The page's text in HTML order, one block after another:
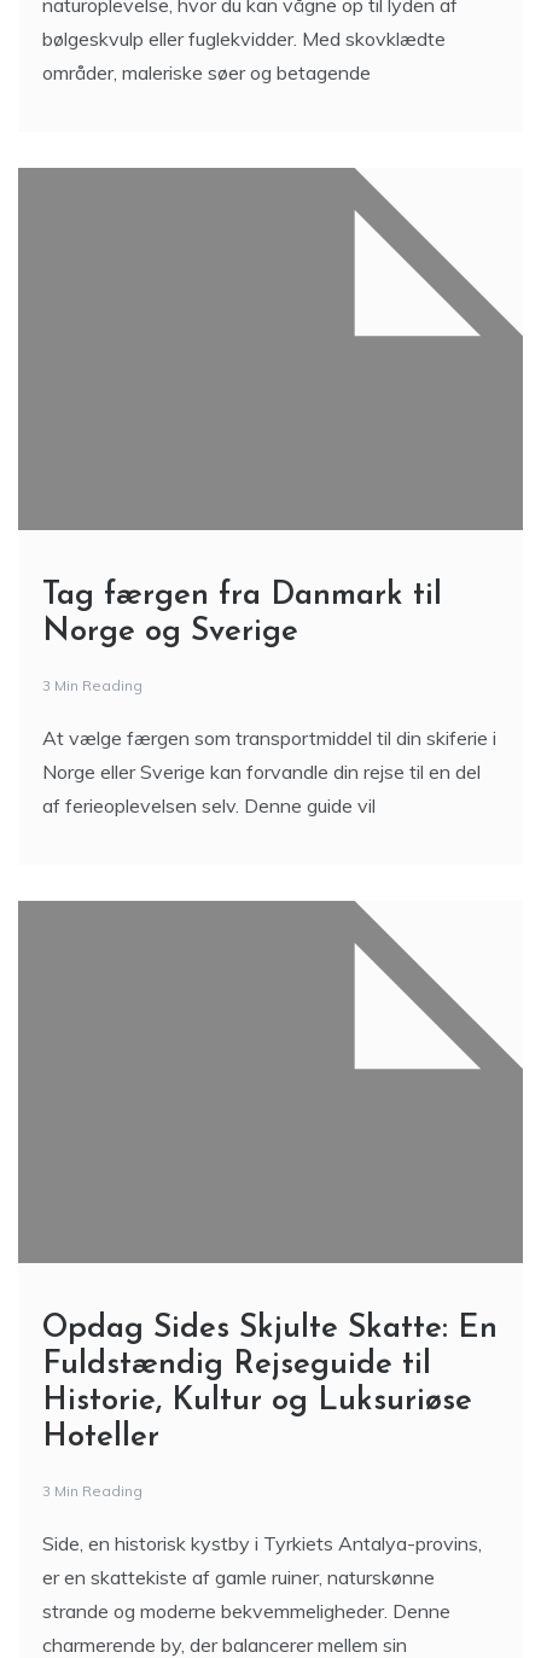
naturoplevelse, hvor du kan vågne op til lyden af
bølgeskvulp eller fuglekvidder. Med skovklædte
områder, maleriske søer og betagende
Tag færgen fra Danmark til
Norge og Sverige
3 Min Reading
At vælge færgen som transportmiddel til din skiferie i
Norge eller Sverige kan forvandle din rejse til en del
af ferieoplevelsen selv. Denne guide vil
Opdag Sides Skjulte Skatte: En
Fuldstændig Rejseguide til
Historie, Kultur og Luksuriøse
Hoteller
3 Min Reading
Side, en historisk kystby i Tyrkiets Antalya-provins,
er en skattekiste af gamle ruiner, naturskønne
strande og moderne bekvemmeligheder. Denne
charmerende by, der balancerer mellem sin